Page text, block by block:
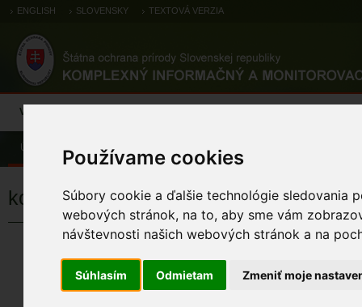
Používame cookies
Súbory cookie a ďalšie technológie sledovania
webových stránok, na to, aby sme vám
návštevnosti našich webových stránok a na
Súhlasím Odmietam Zmeniť moje
ENGLISH SLOVENSKY TEXTOVÁ VERZIA
Výsledky monitoringu
Úvod Pozorovania a výskytové dáta
kolibiarik čipčavý
Viac fotografií druhu